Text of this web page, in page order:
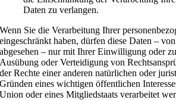
Daten zu verlangen.
Wenn Sie die Verarbeitung Ihrer
eingeschränkt haben, dürfen diese Daten –
abgesehen – nur mit Ihrer Einwilligung oder
Ausübung oder Verteidigung von
der Rechte einer anderen natürlichen oder
Gründen eines wichtigen öffentlichen
Union oder eines Mitgliedstaats verarbeitet